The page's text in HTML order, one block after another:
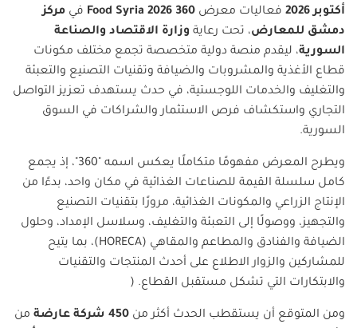
أكتوبر 2026
فعاليات معرض 360 Food Syria 2026 في مركز
دمشق للمعارض، تحت رعاية وزارة الاقتصاد والصناعة
السورية، ليقدم منصة دولية متخصصة تجمع مختلف مكونات
قطاع الأغذية والمشروبات والضيافة وتقنيات التصنيع والتعبئة
والتغليف والخدمات اللوجستية، في حدث يستهدف تعزيز التواصل
التجاري واستكشاف فرص الاستثمار والشراكات في السوق
السورية.
ويطرح المعرض مفهومًا متكاملًا يعكس اسمه "360"، إذ يجمع
كامل سلسلة القيمة للصناعات الغذائية في مكان واحد، بدءًا من
الإنتاج الزراعي والمكونات الغذائية، مرورًا بتقنيات التصنيع
والتجهيز، ووصولًا إلى التعبئة والتغليف، وسلاسل الإمداد، وحلول
الضيافة والفنادق والمطاعم والمقاهي (HORECA)
، بما يتيح
للمشاركين والزوار الاطلاع على أحدث المنتجات والتقنيات
والابتكارات التي تشكل مستقبل القطاع. (
ومن المتوقع أن يستقطب الحدث أكثر من 450 شركة عارضة من